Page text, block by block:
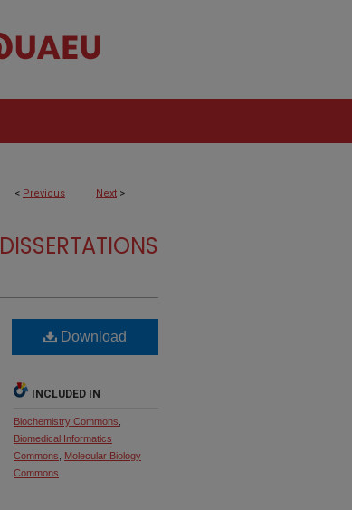
< Previous Next >
DISSERTATIONS
Download
INCLUDED IN
Biochemistry Commons
Biomedical Informatics
Commons
Molecular Biology
Commons